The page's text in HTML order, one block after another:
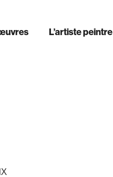
L’artiste peintre